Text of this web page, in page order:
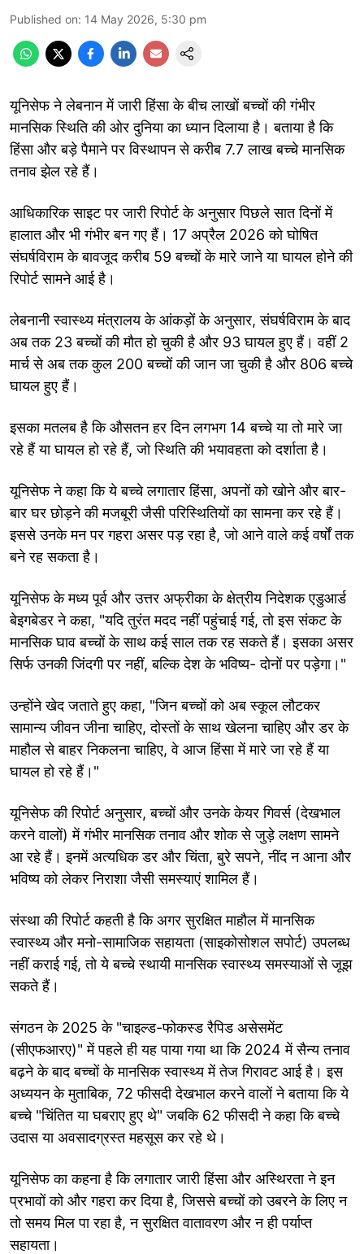
Published on: 14 May 2026, 5:30 pm
यूनिसेफ ने लेबनान में जारी हिंसा के बीच लाखों बच्चों की गंभीर
मानसिक स्थिति की ओर दुनिया का ध्यान दिलाया है। बताया है कि
हिंसा और बड़े पैमाने पर विस्थापन से करीब 7.7 लाख बच्चे मानसिक
तनाव झेल रहे हैं।
आधिकारिक साइट पर जारी रिपोर्ट के अनुसार पिछले सात दिनों में
हालात और भी गंभीर बन गए हैं। 17 अप्रैल 2026 को घोषित
संघर्षविराम के बावजूद करीब 59 बच्चों के मारे जाने या घायल होने की
रिपोर्ट सामने आई है।
लेबनानी स्वास्थ्य मंत्रालय के आंकड़ों के अनुसार, संघर्षविराम के बाद
अब तक 23 बच्चों की मौत हो चुकी है और 93 घायल हुए हैं। वहीं 2
मार्च से अब तक कुल 200 बच्चों की जान जा चुकी है और 806 बच्चे
घायल हुए हैं।
इसका मतलब है कि औसतन हर दिन लगभग 14 बच्चे या तो मारे जा
रहे हैं या घायल हो रहे हैं, जो स्थिति की भयावहता को दर्शाता है।
यूनिसेफ ने कहा कि ये बच्चे लगातार हिंसा, अपनों को खोने और बार-
बार घर छोड़ने की मजबूरी जैसी परिस्थितियों का सामना कर रहे हैं।
इससे उनके मन पर गहरा असर पड़ रहा है, जो आने वाले कई वर्षों तक
बने रह सकता है।
यूनिसेफ के मध्य पूर्व और उत्तर अफ्रीका के क्षेत्रीय निदेशक एडुआर्ड
बेइगबेडर ने कहा, "यदि तुरंत मदद नहीं पहुंचाई गई, तो इस संकट के
मानसिक घाव बच्चों के साथ कई साल तक रह सकते हैं। इसका असर
सिर्फ उनकी जिंदगी पर नहीं, बल्कि देश के भविष्य- दोनों पर पड़ेगा।"
उन्होंने खेद जताते हुए कहा, "जिन बच्चों को अब स्कूल लौटकर
सामान्य जीवन जीना चाहिए, दोस्तों के साथ खेलना चाहिए और डर के
माहौल से बाहर निकलना चाहिए, वे आज हिंसा में मारे जा रहे हैं या
घायल हो रहे हैं।"
यूनिसेफ की रिपोर्ट अनुसार, बच्चों और उनके केयर गिवर्स (देखभाल
करने वालों) में गंभीर मानसिक तनाव और शोक से जुड़े लक्षण सामने
आ रहे हैं। इनमें अत्यधिक डर और चिंता, बुरे सपने, नींद न आना और
भविष्य को लेकर निराशा जैसी समस्याएं शामिल हैं।
संस्था की रिपोर्ट कहती है कि अगर सुरक्षित माहौल में मानसिक
स्वास्थ्य और मनो-सामाजिक सहायता (साइकोसोशल सपोर्ट) उपलब्ध
नहीं कराई गई, तो ये बच्चे स्थायी मानसिक स्वास्थ्य समस्याओं से जूझ
सकते हैं।
संगठन के 2025 के "चाइल्ड-फोकस्ड रैपिड असेसमेंट
(सीएफआरए)" में पहले ही यह पाया गया था कि 2024 में सैन्य तनाव
बढ़ने के बाद बच्चों के मानसिक स्वास्थ्य में तेज गिरावट आई है। इस
अध्ययन के मुताबिक, 72 फीसदी देखभाल करने वालों ने बताया कि ये
बच्चे "चिंतित या घबराए हुए थे" जबकि 62 फीसदी ने कहा कि बच्चे
उदास या अवसादग्रस्त महसूस कर रहे थे।
यूनिसेफ का कहना है कि लगातार जारी हिंसा और अस्थिरता ने इन
प्रभावों को और गहरा कर दिया है, जिससे बच्चों को उबरने के लिए न
तो समय मिल पा रहा है, न सुरक्षित वातावरण और न ही पर्याप्त
सहायता।